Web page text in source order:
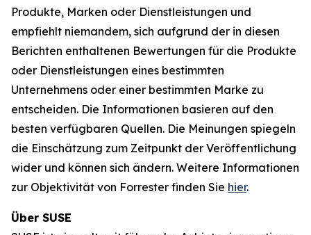
Produkte, Marken oder Dienstleistungen und
empfiehlt niemandem, sich aufgrund der in diesen
Berichten enthaltenen Bewertungen für die Produkte
oder Dienstleistungen eines bestimmten
Unternehmens oder einer bestimmten Marke zu
entscheiden. Die Informationen basieren auf den
besten verfügbaren Quellen. Die Meinungen spiegeln
die Einschätzung zum Zeitpunkt der Veröffentlichung
wider und können sich ändern. Weitere Informationen
zur Objektivität von Forrester finden Sie hier.
Über SUSE